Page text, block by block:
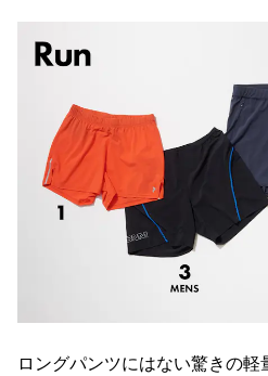
ロングパンツにはない驚きの